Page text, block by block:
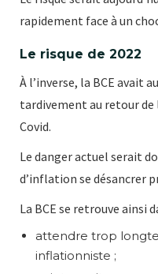
rapidement face à un
Le risque de 2022
À l’inverse, la BCE avait
tardivement au retour
Covid.
Le danger actuel serait
d’inflation se désancrer
La BCE se retrouve ainsi
attendre trop
inflationniste ;